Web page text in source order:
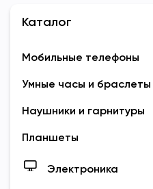
Каталог
Мобильные телефоны
Умные часы и браслеты
Наушники и гарнитуры
Планшеты
Электроника